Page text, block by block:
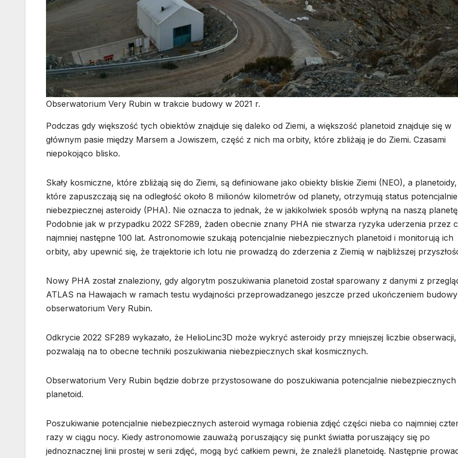
Obserwatorium Very Rubin w trakcie budowy w 2021 r.
Podczas gdy większość tych obiektów znajduje się daleko od Ziemi, a większość planetoid znajduje się w
głównym pasie między Marsem a Jowiszem, część z nich ma orbity, które zbliżają je do Ziemi. Czasami
niepokojąco blisko.
Skały kosmiczne, które zbliżają się do Ziemi, są definiowane jako obiekty bliskie Ziemi (NEO), a planetoidy,
które zapuszczają się na odległość około 8 milionów kilometrów od planety, otrzymują status potencjalnie
niebezpiecznej asteroidy (PHA). Nie oznacza to jednak, że w jakikolwiek sposób wpłyną na naszą
Podobnie jak w przypadku 2022 SF289, żaden obecnie znany PHA nie stwarza ryzyka uderzenia przez
najmniej następne 100 lat. Astronomowie szukają potencjalnie niebezpiecznych planetoid i monitorują ich
orbity, aby upewnić się, że trajektorie ich lotu nie prowadzą do zderzenia z Ziemią w najbliższej
Nowy PHA został znaleziony, gdy algorytm poszukiwania planetoid został sparowany z danymi z
ATLAS na Hawajach w ramach testu wydajności przeprowadzanego jeszcze przed ukończeniem budowy
obserwatorium Very Rubin.
Odkrycie 2022 SF289 wykazało, że HelioLinc3D może wykryć asteroidy przy mniejszej liczbie
pozwalają na to obecne techniki poszukiwania niebezpiecznych skał kosmicznych.
Obserwatorium Very Rubin będzie dobrze przystosowane do poszukiwania potencjalnie niebezpiecznych
planetoid.
Poszukiwanie potencjalnie niebezpiecznych asteroid wymaga robienia zdjęć części nieba co najmniej
razy w ciągu nocy. Kiedy astronomowie zauważą poruszający się punkt światła poruszający się po
jednoznacznej linii prostej w serii zdjęć, mogą być całkiem pewni, że znaleźli planetoidę. Następnie